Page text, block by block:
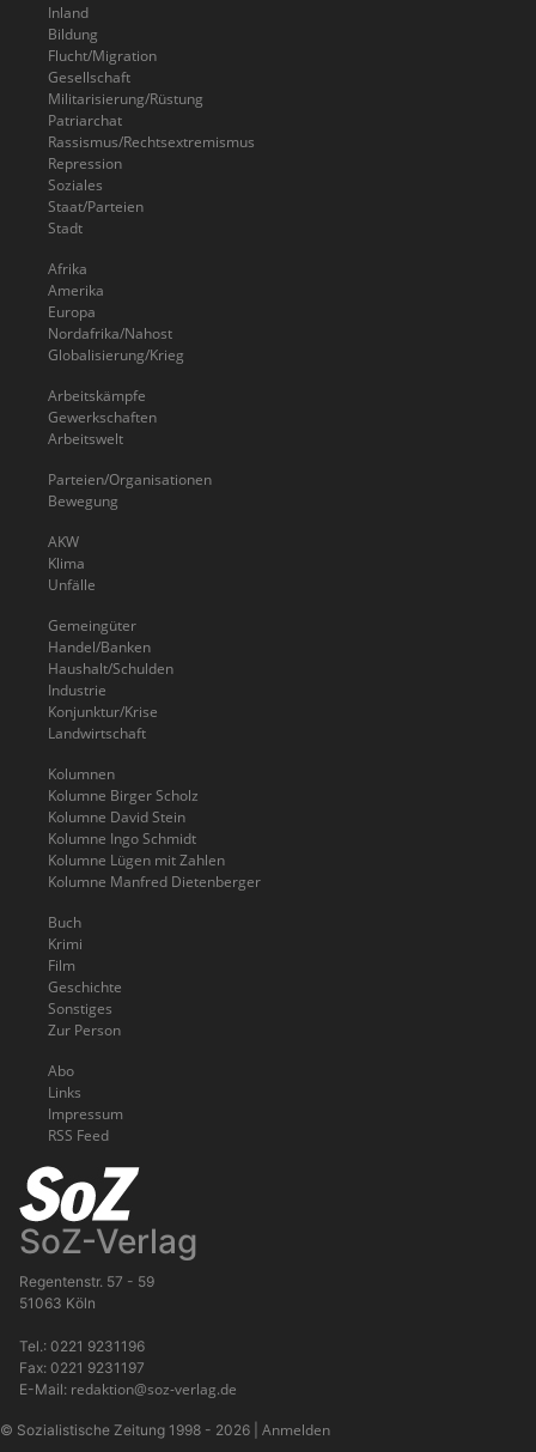
Inland
Bildung
Flucht/Migration
Gesellschaft
Militarisierung/Rüstung
Patriarchat
Rassismus/Rechtsextremismus
Repression
Soziales
Staat/Parteien
Stadt
Afrika
Amerika
Europa
Nordafrika/Nahost
Globalisierung/Krieg
Arbeitskämpfe
Gewerkschaften
Arbeitswelt
Parteien/Organisationen
Bewegung
AKW
Klima
Unfälle
Gemeingüter
Handel/Banken
Haushalt/Schulden
Industrie
Konjunktur/Krise
Landwirtschaft
Kolumnen
Kolumne Birger Scholz
Kolumne David Stein
Kolumne Ingo Schmidt
Kolumne Lügen mit Zahlen
Kolumne Manfred Dietenberger
Buch
Krimi
Film
Geschichte
Sonstiges
Zur Person
Abo
Links
Impressum
RSS Feed
SoZ-Verlag
Regentenstr. 57 - 59
51063 Köln
Tel.: 0221 9231196
Fax: 0221 9231197
E-Mail: redaktion@soz-verlag.de
© Sozialistische Zeitung 1998 - 2026 Anmelden